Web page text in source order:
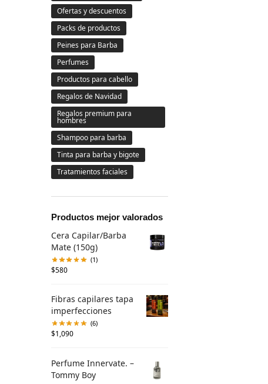
Ofertas y descuentos
Packs de productos
Peines para Barba
Perfumes
Productos para cabello
Regalos de Navidad
Regalos premium para
hombres
Shampoo para barba
Tinta para barba y bigote
Tratamientos faciales
Productos mejor valorados
Cera Capilar/Barba
Mate (150g)
(1)
$580
Fibras capilares tapa
imperfecciones
(6)
$1,090
Perfume Innervate. –
Tommy Boy